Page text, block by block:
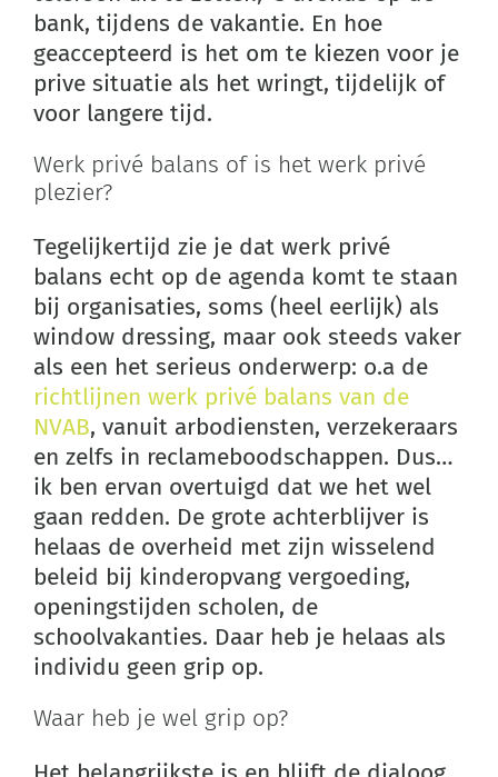
bank, tijdens de vakantie. En hoe
geaccepteerd is het om te kiezen voor je
prive situatie als het wringt, tijdelijk of
voor langere tijd.
Werk privé balans of is het werk privé
plezier?
Tegelijkertijd zie je dat werk privé
balans echt op de agenda komt te staan
bij organisaties, soms (heel eerlijk) als
window dressing, maar ook steeds vaker
als een het serieus onderwerp: o.a de
richtlijnen werk privé balans van de
NVAB, vanuit arbodiensten, verzekeraars
en zelfs in reclameboodschappen. Dus…
ik ben ervan overtuigd dat we het wel
gaan redden. De grote achterblijver is
helaas de overheid met zijn wisselend
beleid bij kinderopvang vergoeding,
openingstijden scholen, de
schoolvakanties. Daar heb je helaas als
individu geen grip op.
Waar heb je wel grip op?